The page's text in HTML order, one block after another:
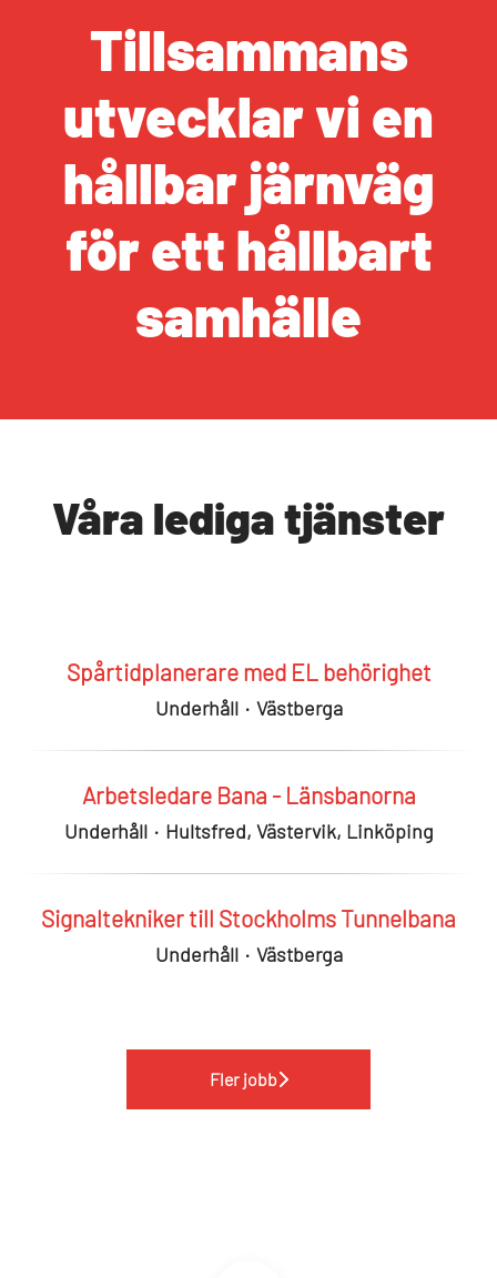
Tillsammans
utvecklar vi en
hållbar järnväg
för ett hållbart
samhälle
Våra lediga tjänster
Spårtidplanerare med EL behörighet
Underhåll · Västberga
Arbetsledare Bana - Länsbanorna
Underhåll · Hultsfred, Västervik, Linköping
Signaltekniker till Stockholms Tunnelbana
Underhåll · Västberga
Fler jobb